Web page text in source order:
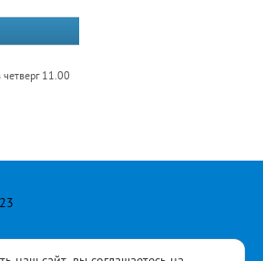
четверг 11.00